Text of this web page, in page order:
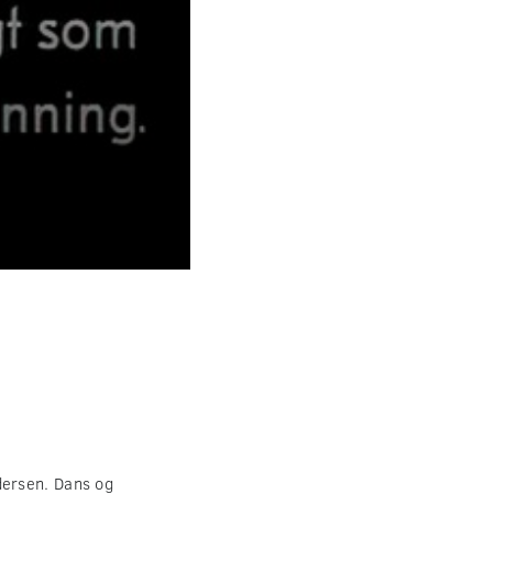
Dans og